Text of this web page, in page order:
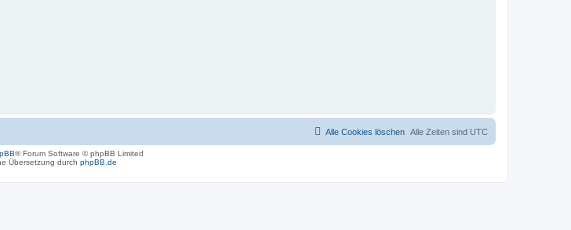
Alle Zeiten sind UTC
Alle Cookies löschen
® Forum Software © phpBB Limited
Übersetzung durch phpBB.de